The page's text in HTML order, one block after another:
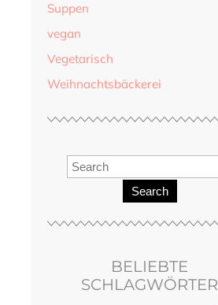
Suppen
vegan
Vegetarisch
Weihnachtsbäckerei
Search
BELIEBTE
SCHLAGWÖRTER